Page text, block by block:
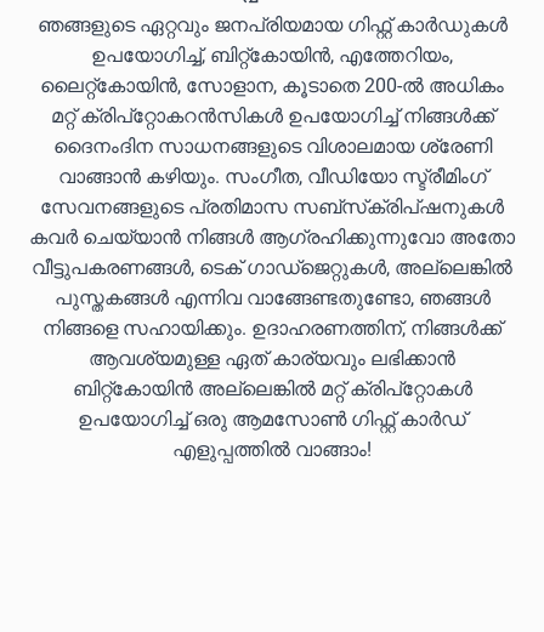
ഞങ്ങളുടെ ഏറ്റവും ജനപ്രിയമായ ഗിഫ്റ്റ് കാർഡുകൾ
ഉപയോഗിച്ച്, ബിറ്റ്കോയിൻ, എത്തേറിയം,
ലൈറ്റ്കോയിൻ, സോളാന, കൂടാതെ 200-ൽ അധികം
മറ്റ് ക്രിപ്‌റ്റോകറൻസികൾ ഉപയോഗിച്ച് നിങ്ങൾക്ക്
ദൈനംദിന സാധനങ്ങളുടെ വിശാലമായ ശ്രേണി
വാങ്ങാൻ കഴിയും. സംഗീത, വീഡിയോ സ്ട്രീമിംഗ്
സേവനങ്ങളുടെ പ്രതിമാസ സബ്‌സ്‌ക്രിപ്‌ഷനുകൾ
കവർ ചെയ്യാൻ നിങ്ങൾ ആഗ്രഹിക്കുന്നുവോ അതോ
വീട്ടുപകരണങ്ങൾ, ടെക് ഗാഡ്‌ജെറ്റുകൾ, അല്ലെങ്കിൽ
പുസ്തകങ്ങൾ എന്നിവ വാങ്ങേണ്ടതുണ്ടോ, ഞങ്ങൾ
നിങ്ങളെ സഹായിക്കും. ഉദാഹരണത്തിന്, നിങ്ങൾക്ക്
ആവശ്യമുള്ള ഏത് കാര്യവും ലഭിക്കാൻ
ബിറ്റ്കോയിൻ അല്ലെങ്കിൽ മറ്റ് ക്രിപ്‌റ്റോകൾ
ഉപയോഗിച്ച് ഒരു ആമസോൺ ഗിഫ്റ്റ് കാർഡ്
എളുപ്പത്തിൽ വാങ്ങാം!